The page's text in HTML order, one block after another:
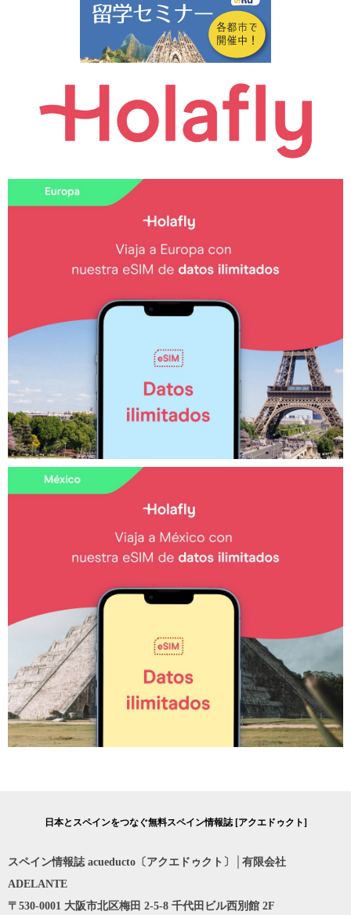
日本とスペインをつなぐ無料スペイン情報誌 [アクエドゥクト]
スペイン情報誌 acueducto〔アクエドゥクト〕│有限会社
ADELANTE
〒530-0001 大阪市北区梅田 2-5-8 千代田ビル西別館 2F